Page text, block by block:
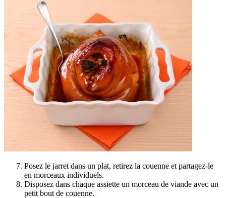
Posez le jarret dans un plat, retirez la couenne et partagez-le
en morceaux individuels.
Disposez dans chaque assiette un morceau de viande avec un
petit bout de couenne.